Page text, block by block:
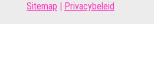
Sitemap Privacybeleid